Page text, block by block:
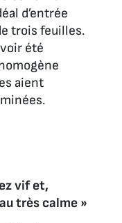
d’entrée
trois feuilles.
été
aient
vif et,
très calme »